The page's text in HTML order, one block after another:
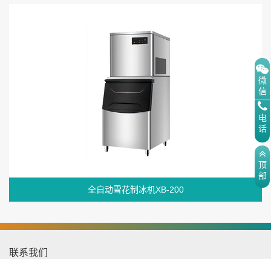
全自动雪花制冰机XB-200
联系我们
微
信
电
话
顶
部